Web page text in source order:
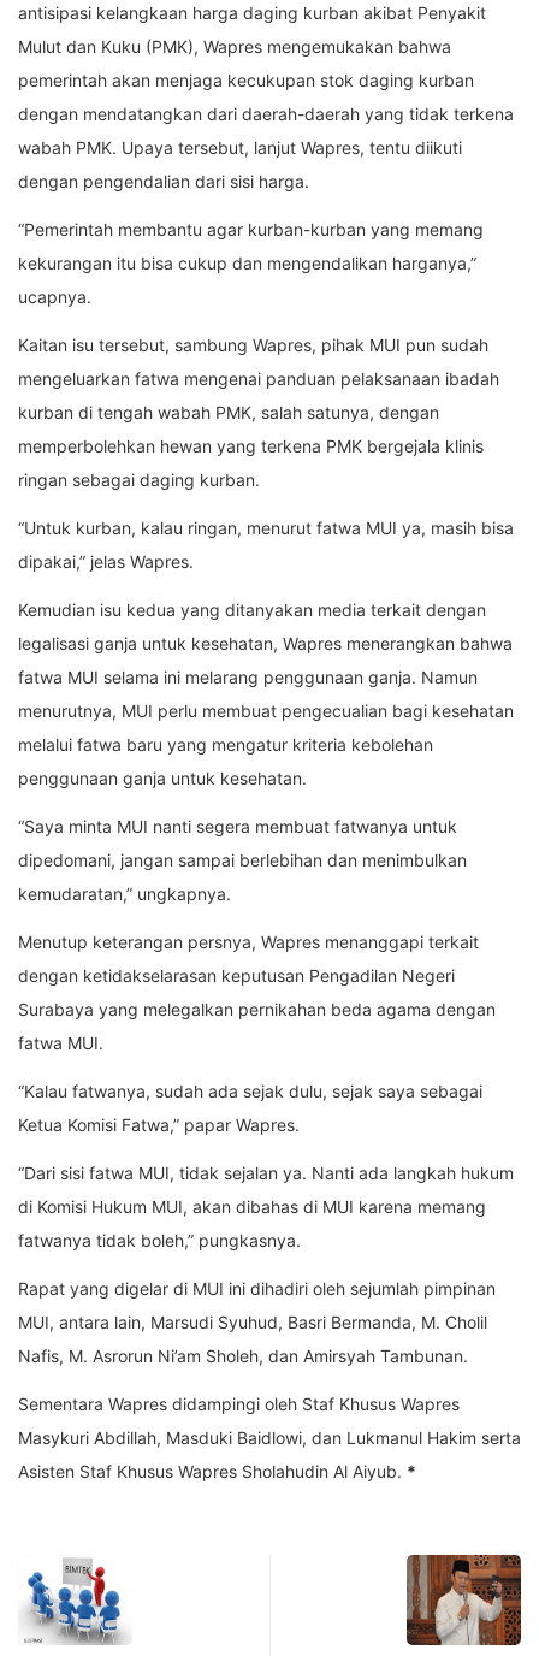
antisipasi kelangkaan harga daging kurban akibat Penyakit
Mulut dan Kuku (PMK), Wapres mengemukakan bahwa
pemerintah akan menjaga kecukupan stok daging kurban
dengan mendatangkan dari daerah-daerah yang tidak terkena
wabah PMK. Upaya tersebut, lanjut Wapres, tentu diikuti
dengan pengendalian dari sisi harga.
“Pemerintah membantu agar kurban-kurban yang memang
kekurangan itu bisa cukup dan mengendalikan harganya,”
ucapnya.
Kaitan isu tersebut, sambung Wapres, pihak MUI pun sudah
mengeluarkan fatwa mengenai panduan pelaksanaan ibadah
kurban di tengah wabah PMK, salah satunya, dengan
memperbolehkan hewan yang terkena PMK bergejala klinis
ringan sebagai daging kurban.
“Untuk kurban, kalau ringan, menurut fatwa MUI ya, masih bisa
dipakai,” jelas Wapres.
Kemudian isu kedua yang ditanyakan media terkait dengan
legalisasi ganja untuk kesehatan, Wapres menerangkan bahwa
fatwa MUI selama ini melarang penggunaan ganja. Namun
menurutnya, MUI perlu membuat pengecualian bagi kesehatan
melalui fatwa baru yang mengatur kriteria kebolehan
penggunaan ganja untuk kesehatan.
“Saya minta MUI nanti segera membuat fatwanya untuk
dipedomani, jangan sampai berlebihan dan menimbulkan
kemudaratan,” ungkapnya.
Menutup keterangan persnya, Wapres menanggapi terkait
dengan ketidakselarasan keputusan Pengadilan Negeri
Surabaya yang melegalkan pernikahan beda agama dengan
fatwa MUI.
“Kalau fatwanya, sudah ada sejak dulu, sejak saya sebagai
Ketua Komisi Fatwa,” papar Wapres.
“Dari sisi fatwa MUI, tidak sejalan ya. Nanti ada langkah hukum
di Komisi Hukum MUI, akan dibahas di MUI karena memang
fatwanya tidak boleh,” pungkasnya.
Rapat yang digelar di MUI ini dihadiri oleh sejumlah pimpinan
MUI, antara lain, Marsudi Syuhud, Basri Bermanda, M. Cholil
Nafis, M. Asrorun Ni’am Sholeh, dan Amirsyah Tambunan.
Sementara Wapres didampingi oleh Staf Khusus Wapres
Masykuri Abdillah, Masduki Baidlowi, dan Lukmanul Hakim serta
Asisten Staf Khusus Wapres Sholahudin Al Aiyub. *